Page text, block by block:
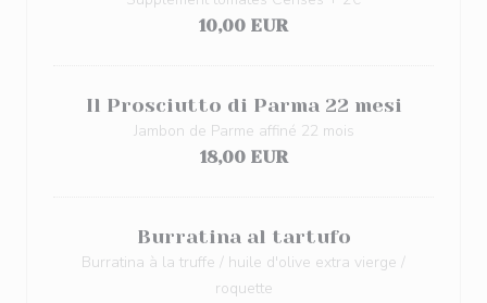
10,00 EUR
Il Prosciutto di Parma 22 mesi
Jambon de Parme affiné 22 mois
18,00 EUR
Burratina al tartufo
Burratina à la truffe / huile d'olive extra vierge /
roquette